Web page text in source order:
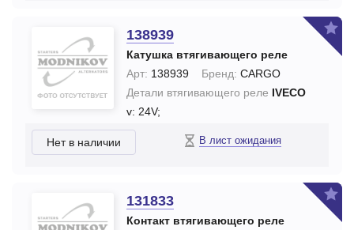
138939
Катушка втягивающего реле
Арт: 138939 Бренд: CARGO
Детали втягивающего реле IVECO
v: 24V;
Нет в наличии В лист ожидания
131833
Контакт втягивающего реле